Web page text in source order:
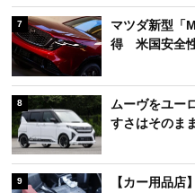
7
マツダ新型「
得 米国安全
8
ムーヴをユー
すさはそのま
9
【カー用品